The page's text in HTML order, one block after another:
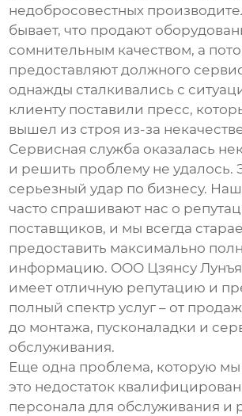
недобросовестных
бывает, что продают
сомнительным качеством, а
предоставляют должного
однажды сталкивались с
клиенту поставили пресс,
вышел из строя из-за
Сервисная служба оказалась
и решить проблему не удалось.
серьезный удар по бизнесу.
часто спрашивают нас о
поставщиков, и мы всегда
предоставить максимально
информацию. ООО Цзянсу
имеет отличную репутацию и
полный спектр услуг – от
до монтажа, пусконаладки и
обслуживания.
Еще одна проблема, которую мы
это недостаток
персонала для обслуживания и